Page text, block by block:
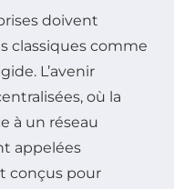
doivent
classiques comme
L’avenir
où la
à un réseau
appelées
conçus pour